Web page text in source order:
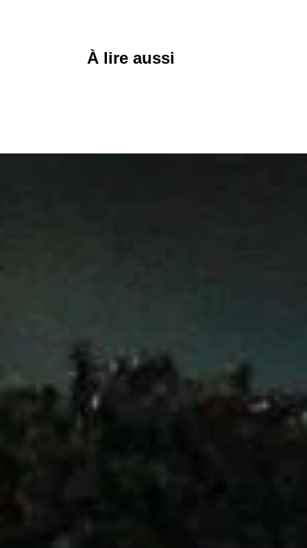
À lire aussi